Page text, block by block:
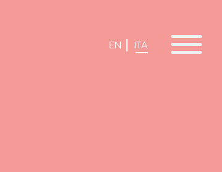
EN ITA